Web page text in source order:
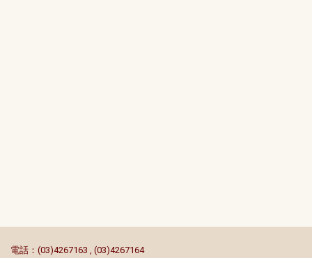
電話：(03)4267163 , (03)4267164